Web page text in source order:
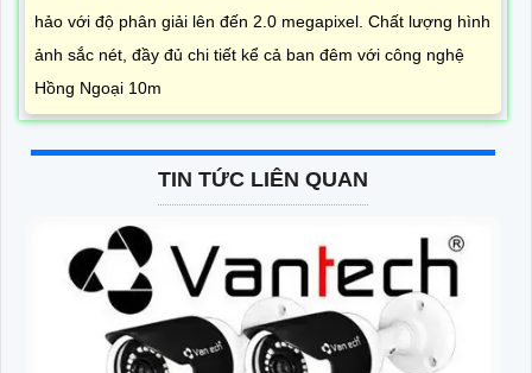
hảo với độ phân giải lên đến 2.0 megapixel. Chất lượng hình
ảnh sắc nét, đầy đủ chi tiết kể cả ban đêm với công nghệ
Hồng Ngoại 10m
TIN TỨC LIÊN QUAN